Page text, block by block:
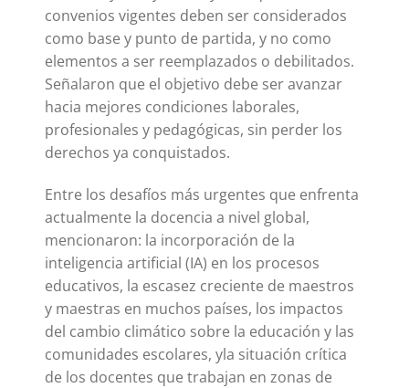
convenios vigentes deben ser considerados
como base y punto de partida, y no como
elementos a ser reemplazados o debilitados.
Señalaron que el objetivo debe ser avanzar
hacia mejores condiciones laborales,
profesionales y pedagógicas, sin perder los
derechos ya conquistados.
Entre los desafíos más urgentes que enfrenta
actualmente la docencia a nivel global,
mencionaron: la incorporación de la
inteligencia artificial (IA) en los procesos
educativos, la escasez creciente de maestros
y maestras en muchos países, los impactos
del cambio climático sobre la educación y las
comunidades escolares, yla situación crítica
de los docentes que trabajan en zonas de